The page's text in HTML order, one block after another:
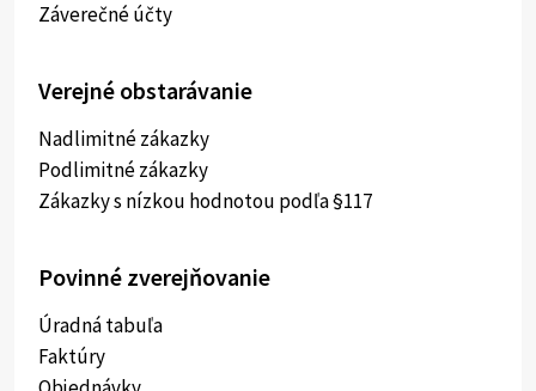
Záverečné účty
Verejné obstarávanie
Nadlimitné zákazky
Podlimitné zákazky
Zákazky s nízkou hodnotou podľa §117
Povinné zverejňovanie
Úradná tabuľa
Faktúry